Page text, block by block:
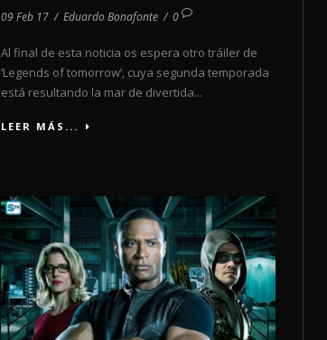
09 Feb 17 / Eduardo Bonafonte / 0
Al final de esta noticia os espera otro tráiler de
‘Legends of tomorrow’, cuya segunda temporada
está resultando la mar de divertida...
LEER MÁS...